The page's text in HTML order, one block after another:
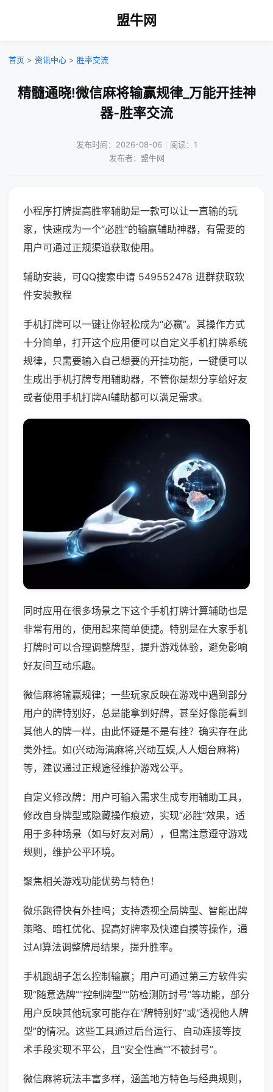
盟牛网
首页 > 资讯中心 > 胜率交流
精髓通晓!微信麻将输赢规律_万能开挂神
器-胜率交流
发布时间：2026-08-06｜阅读：1
发布者：盟牛网
小程序打牌提高胜率辅助是一款可以让一直输的玩
家，快速成为一个“必胜”的输赢辅助神器，有需要的
用户可通过正规渠道获取使用。
辅助安装，可QQ搜索申请 549552478 进群获取软
件安装教程
手机打牌可以一键让你轻松成为“必赢”。其操作方式
十分简单，打开这个应用便可以自定义手机打牌系统
规律，只需要输入自己想要的开挂功能，一键便可以
生成出手机打牌专用辅助器，不管你是想分享给好友
或者使用手机打牌AI辅助都可以满足需求。
同时应用在很多场景之下这个手机打牌计算辅助也是
非常有用的，使用起来简单便捷。特别是在大家手机
打牌时可以合理调整牌型，提升游戏体验，避免影响
好友间互动乐趣。
微信麻将输赢规律；一些玩家反映在游戏中遇到部分
用户的牌特别好，总是能拿到好牌，甚至好像能看到
其他人的牌一样，由此怀疑是不是有挂？确实存在此
类外挂。如(兴动海满麻将,兴动互娱,人人烟台麻将)
等，建议通过正规途径维护游戏公平。
自定义修改牌：用户可输入需求生成专用辅助工具，
修改自身牌型或隐藏操作痕迹，实现“必胜”效果，适
用于多种场景（如与好友对局），但需注意遵守游戏
规则，维护公平环境。
聚焦相关游戏功能优势与特色！
微乐跑得快有外挂吗；支持透视全局牌型、智能出牌
策略、暗杠优化、提高好牌率及快速自摸等操作，通
过AI算法调整牌局结果，提升胜率。
手机跑胡子怎么控制输赢；用户可通过第三方软件实
现“随意选牌”“控制牌型”“防检测防封号”等功能，部分
用户反映其他玩家可能存在“牌特别好”或“透视他人牌
型”的情况。这些工具通过后台运行、自动连接等技
术手段实现不平公，且“安全性高”“不被封号”。
微信麻将玩法丰富多样，涵盖地方特色与经典规则，